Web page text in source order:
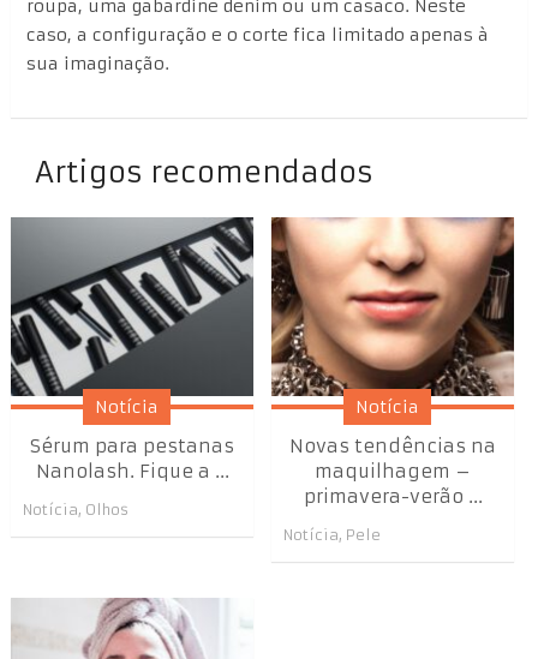
roupa, uma gabardine denim ou um casaco. Neste
caso, a configuração e o corte fica limitado apenas à
sua imaginação.
Artigos recomendados
Notícia
Sérum para pestanas
Nanolash. Fique a ...
Notícia, Olhos
Notícia
Novas tendências na
maquilhagem –
primavera-verão ...
Notícia, Pele